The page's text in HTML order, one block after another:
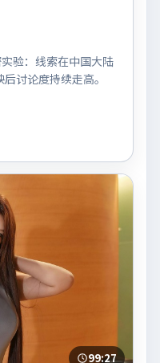
验：线索在中国大陆
讨论度持续走高。
99:27